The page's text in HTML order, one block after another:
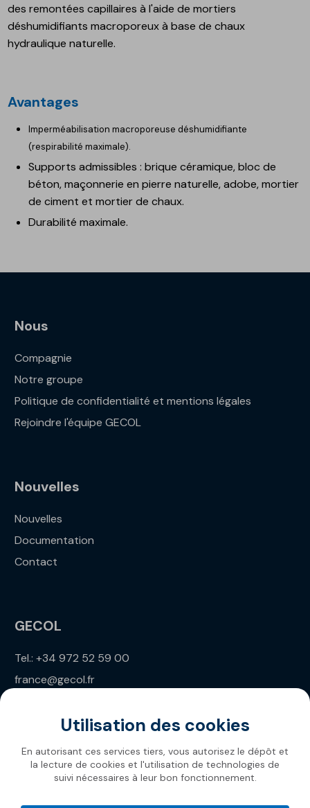
des remontées capillaires à l'aide de mortiers
déshumidifiants macroporeux à base de chaux
hydraulique naturelle.
Avantages
Imperméabilisation macroporeuse déshumidifiante
(respirabilité maximale).
Supports admissibles : brique céramique, bloc de
béton, maçonnerie en pierre naturelle, adobe, mortier
de ciment et mortier de chaux.
Durabilité maximale.
Nous
Compagnie
Notre groupe
Politique de confidentialité et mentions légales
Rejoindre l'équipe GECOL
Nouvelles
Nouvelles
Documentation
Contact
GECOL
Tel.: +34 972 52 59 00
france@gecol.fr
Gecol 2026
Utilisation des cookies
En autorisant ces services tiers, vous autorisez le dépôt et
la lecture de cookies et l'utilisation de technologies de
suivi nécessaires à leur bon fonctionnement.